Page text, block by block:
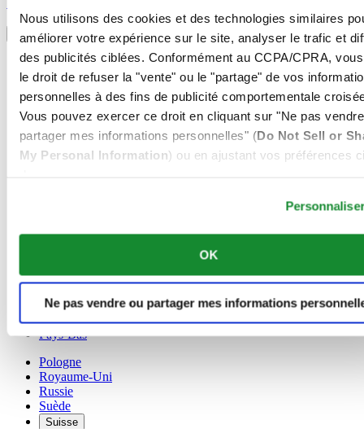
Nous utilisons des cookies et des technologies similaires
améliorer votre expérience sur le site, analyser le trafic et
des publicités ciblées. Conformément au CCPA/CPRA,
le droit de refuser la "vente" ou le "partage" de vos
personnelles à des fins de publicité comportementale
Vous pouvez exercer ce droit en cliquant sur "Ne pas
partager mes informations personnelles" (Do Not Sell or
My Personal Information) ou en ajustant vos préférences
OK
Ne pas vendre ou partager mes informations
Sélectionner un pays/une région
Sélecteur de langue
Allemagne
Autriche
Belgique
Français
Chine
English
Luxembourg
Français
Norvège
Pays-Bas
Pologne
Royaume-Uni
Russie
Suède
Suisse